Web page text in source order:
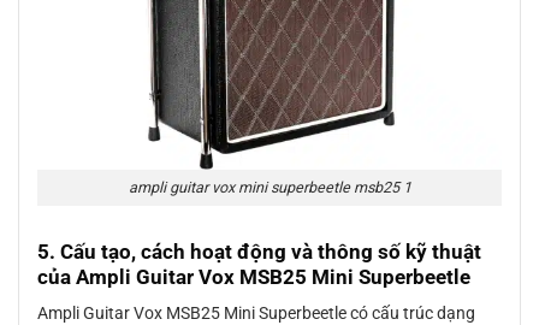
ampli guitar vox mini superbeetle msb25 1
5. Cấu tạo, cách hoạt động và thông số kỹ thuật
của Ampli Guitar Vox MSB25 Mini Superbeetle
Ampli Guitar Vox MSB25 Mini Superbeetle có cấu trúc dạng